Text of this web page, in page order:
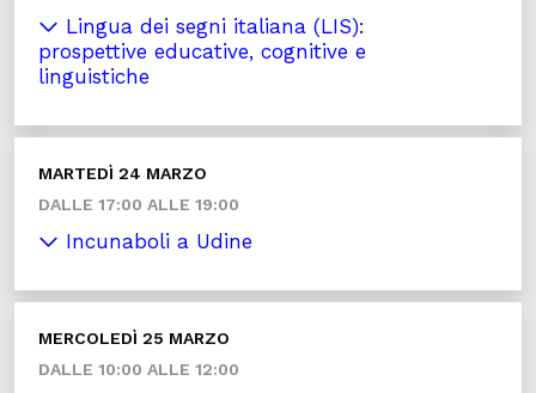
Lingua dei segni italiana (LIS):
prospettive educative, cognitive e
linguistiche
MARTEDÌ 24 MARZO
DALLE 17:00 ALLE 19:00
Incunaboli a Udine
MERCOLEDÌ 25 MARZO
DALLE 10:00 ALLE 12:00